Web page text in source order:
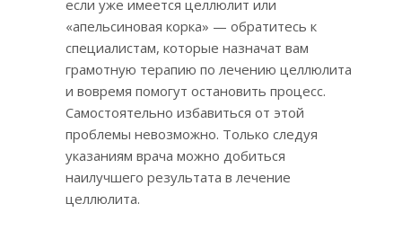
если уже имеется целлюлит или
«апельсиновая корка» — обратитесь к
специалистам, которые назначат вам
грамотную терапию по лечению целлюлита
и вовремя помогут остановить процесс.
Самостоятельно избавиться от этой
проблемы невозможно. Только следуя
указаниям врача можно добиться
наилучшего результата в лечение
целлюлита.